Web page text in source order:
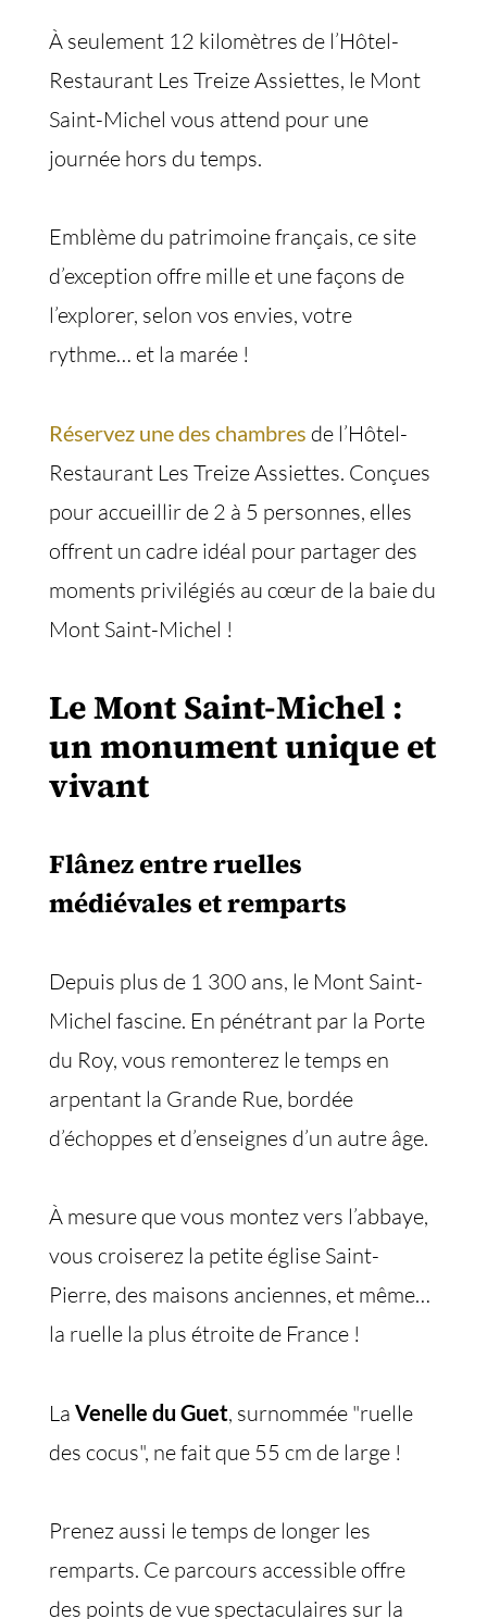
À seulement 12 kilomètres de l’Hôtel-
Restaurant Les Treize Assiettes, le Mont
Saint-Michel vous attend pour une
journée hors du temps.
Emblème du patrimoine français, ce site
d’exception offre mille et une façons de
l’explorer, selon vos envies, votre
rythme… et la marée !
Réservez une des chambres de l’Hôtel-
Restaurant Les Treize Assiettes. Conçues
pour accueillir de 2 à 5 personnes, elles
offrent un cadre idéal pour partager des
moments privilégiés au cœur de la baie du
Mont Saint-Michel !
Le Mont Saint-Michel :
un monument unique et
vivant
Flânez entre ruelles
médiévales et remparts
Depuis plus de 1 300 ans, le Mont Saint-
Michel fascine. En pénétrant par la Porte
du Roy, vous remonterez le temps en
arpentant la Grande Rue, bordée
d’échoppes et d’enseignes d’un autre âge.
À mesure que vous montez vers l’abbaye,
vous croiserez la petite église Saint-
Pierre, des maisons anciennes, et même…
la ruelle la plus étroite de France !
La Venelle du Guet, surnommée "ruelle
des cocus", ne fait que 55 cm de large !
Prenez aussi le temps de longer les
remparts. Ce parcours accessible offre
des points de vue spectaculaires sur la